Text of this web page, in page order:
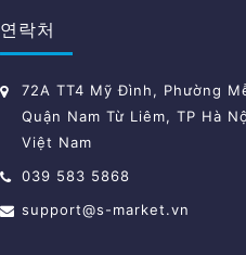
연락처
72A TT4 Mỹ Đình, Phường
Quận Nam Từ Liêm, TP Hà
Việt Nam
039 583 5868
support@s-market.vn